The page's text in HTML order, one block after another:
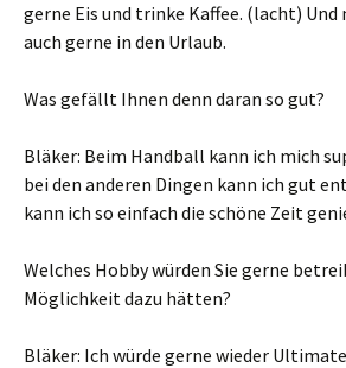
gerne Eis und trinke Kaffee. (lacht)
auch gerne in den Urlaub.
Was gefällt Ihnen denn daran so gut?
Bläker: Beim Handball kann ich mich
bei den anderen Dingen kann ich gut
kann ich so einfach die schöne Zeit
Welches Hobby würden Sie gerne
Möglichkeit dazu hätten?
Bläker: Ich würde gerne wieder